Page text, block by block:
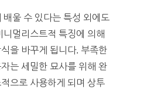
배울 수 있다는 특성 외에도
니멀리스트적 특징에 의해
을 바꾸게 됩니다. 부족한
는 세밀한 묘사를 위해 완
으로 사용하게 되며 상투